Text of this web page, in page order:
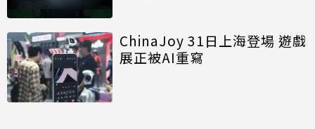
ChinaJoy 31日上海登場 遊戲
展正被AI重寫